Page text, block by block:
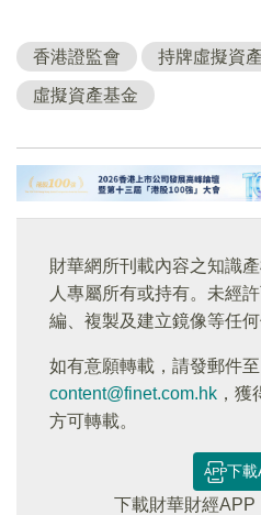
香港證監會 持牌虛擬資
虛擬資產基金
財華網所刊載內容之知識
人專屬所有或持有。未經
編、複製及建立鏡像等任何
如有意願轉載，請發郵件至
content@finet.com.hk ，獲
方可轉載。
下載
下載財華財經APP